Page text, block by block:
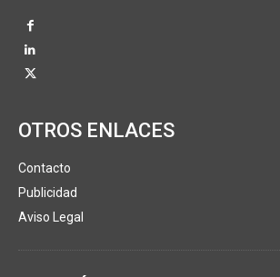
OTROS ENLACES
Contacto
Publicidad
Aviso Legal